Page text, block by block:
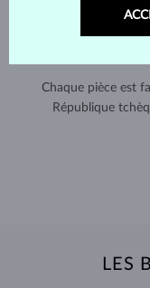
Chaque pièce est
République
LES